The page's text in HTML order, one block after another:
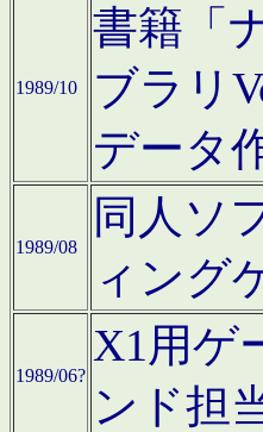
1989/10
書籍「
ブラリ
データ
1989/08
同人ソ
ィング
1989/06?
X1用ゲ
ンド担